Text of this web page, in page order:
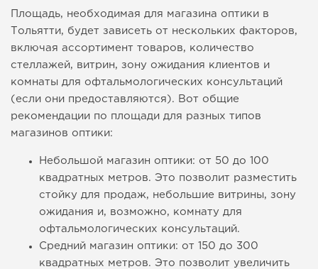
Площадь, необходимая для магазина оптики в
Тольятти, будет зависеть от нескольких факторов,
включая ассортимент товаров, количество
стеллажей, витрин, зону ожидания клиентов и
комнаты для офтальмологических консультаций
(если они предоставляются). Вот общие
рекомендации по площади для разных типов
магазинов оптики:
Небольшой магазин оптики: от 50 до 100
квадратных метров. Это позволит разместить
стойку для продаж, небольшие витрины, зону
ожидания и, возможно, комнату для
офтальмологических консультаций.
Средний магазин оптики: от 150 до 300
квадратных метров. Это позволит увеличить